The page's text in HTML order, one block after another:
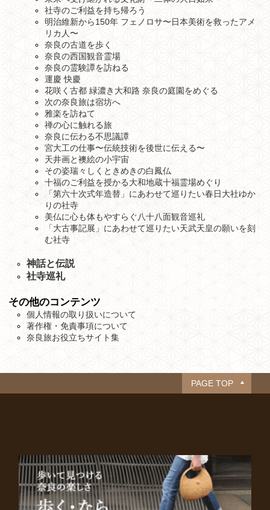
社寺のご利益を持ち帰ろう
明治維新から150年 フェノロサ〜日本美術を救ったアメ
リカ人〜
奈良の古道を歩く
奈良の西国観音霊場
奈良の霊験譚を訪ねる
運慶 快慶
花咲く古都 緑濃き大和路 奈良の庭園をめぐる
次の奈良旅は宿坊へ
雅楽を訪ねて
禅の心に触れる旅
奈良に伝わる不思議譚
宮大工の仕事〜伝統技術を後世に伝える〜
天井画と襖絵の小宇宙
その姿瑞々しくときめきの白鳳仏
十福のご利益を授かる大和地蔵十福霊場めぐり
「第六十次式年造替」にあわせて巡りたい春日大社ゆか
りの社寺
美仏に心も体もやすらぐ八十八面観音巡礼
「大古事記展」にあわせて巡りたい天武天皇の願いを刻
む社寺
神話と伝説
社寺巡礼
その他のコンテンツ
個人情報の取り扱いについて
著作権・免責事項について
奈良旅お役立ちサイト集
PAGE TOP